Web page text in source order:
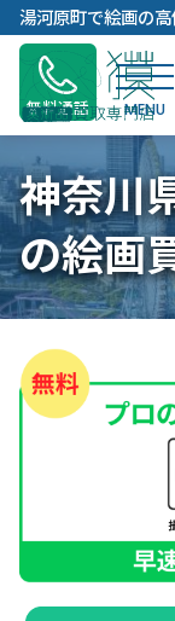
湯河原町で絵画の
無料通話
神奈川
の絵画